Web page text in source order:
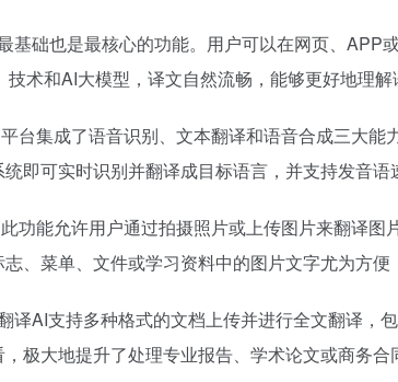
基础也是最核心的功能。用户可以在网页、APP
术和AI大模型，译文自然流畅，能够更好地理
台集成了语音识别、文本翻译和语音合成三大
即可实时识别并翻译成目标语言，并支持发音语
功能允许用户通过拍摄照片或上传图片来翻译
、菜单、文件或学习资料中的图片文字尤为方便
译AI支持多种格式的文档上传并进行全文翻译，
极大地提升了处理专业报告、学术论文或商务合